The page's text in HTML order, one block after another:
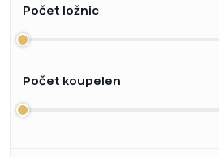
Počet ložnic
Počet koupelen